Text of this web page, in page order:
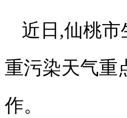
近日,仙桃
重污染天气重
作。